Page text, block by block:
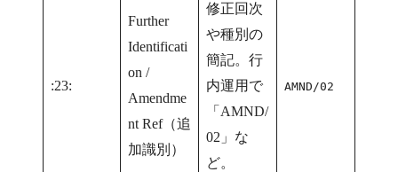
:23:
Further
Identificati
on /
Amendme
nt Ref（追
加識別）
修正回次
や種別の
簡記。行
内運用で
「AMND/
02」な
ど。
AMND/02